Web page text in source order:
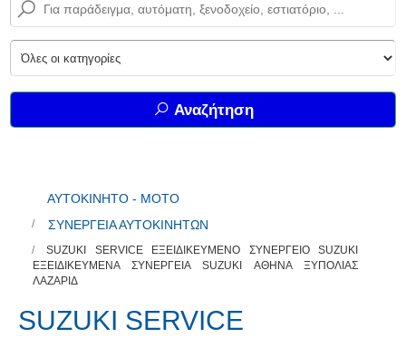
Αναζήτηση
ΑΥΤΟΚΙΝΗΤΟ - ΜΟΤΟ
ΣΥΝΕΡΓΕΙΑ ΑΥΤΟΚΙΝΗΤΩΝ
SUZUKI SERVICE ΕΞΕΙΔΙΚΕΥΜΕΝΟ ΣΥΝΕΡΓΕΙΟ SUZUKI
ΕΞΕΙΔΙΚΕΥΜΕΝΑ ΣΥΝΕΡΓΕΙΑ SUZUKI ΑΘΗΝΑ ΞΥΠΟΛΙΑΣ
ΛΑΖΑΡΙΔ
SUZUKI SERVICE